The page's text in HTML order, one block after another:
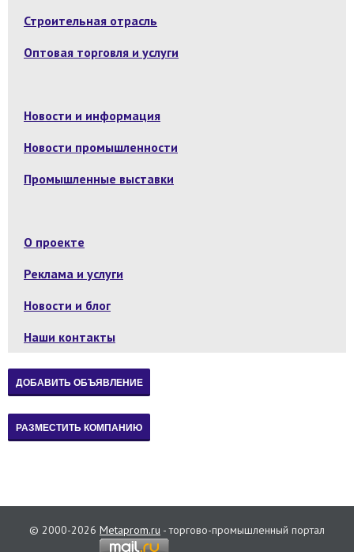
Строительная отрасль
Оптовая торговля и услуги
Новости и информация
Новости промышленности
Промышленные выставки
О проекте
Реклама и услуги
Новости и блог
Наши контакты
© 2000-2026 Metaprom.ru - торгово-промышленный портал